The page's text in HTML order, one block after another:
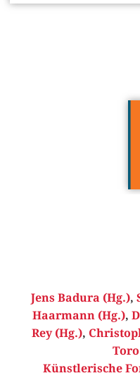
Jens Badura (Hg.),
Haarmann (Hg.),
Rey (Hg.),
Künstlerische